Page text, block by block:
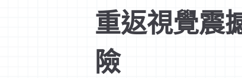
重返視覺震
險